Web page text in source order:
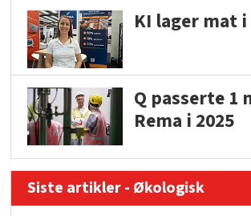
KI lager mat
Q passerte 1
Rema i 2025
Siste artikler - Økologisk